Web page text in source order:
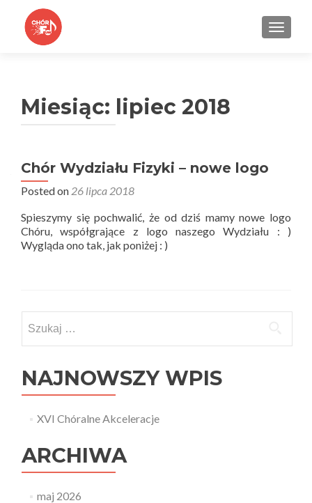
Miesiąc: lipiec 2018
Chór Wydziału Fizyki – nowe logo
Posted on 26 lipca 2018
Spieszymy się pochwalić, że od dziś mamy nowe logo
Chóru, współgrające z logo naszego Wydziału : )
Wygląda ono tak, jak poniżej : )
NAJNOWSZY WPIS
XVI Chóralne Akceleracje
ARCHIWA
maj 2026